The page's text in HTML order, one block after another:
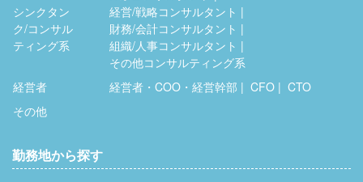
シンクタン
ク/コンサル
ティング系
経営/戦略コンサルタント
財務/会計コンサルタント
組織/人事コンサルタント
その他コンサルティング系
経営者
経営者・COO・経営幹部 CFO
CTO
その他
勤務地から探す